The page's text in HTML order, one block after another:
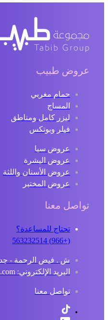
عروض طبيب
حمام مغربي
المساج
ليزر كامل ومناطق
فيلر وبوتكس
عروض سبا
عروض البشرة
عروض الأسنان واللثة
عروض المختبر
تواصل معنا
تحتاج للمساعدة؟
ش . فيض الرحمة - جدة -
البريد الإلكتروني: help@tabibgroupapp.com
تواصل معنا